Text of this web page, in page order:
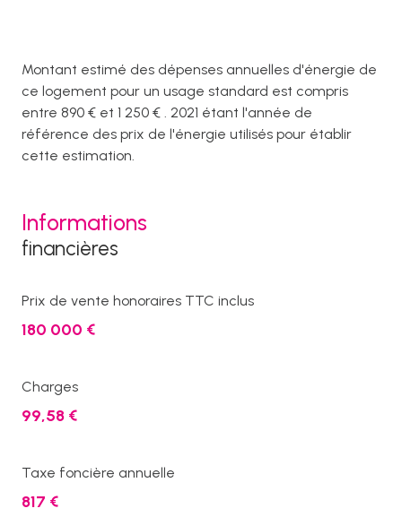
Montant estimé des dépenses annuelles d'énergie de
ce logement pour un usage standard est compris
entre 890 € et 1 250 € . 2021 étant l'année de
référence des prix de l'énergie utilisés pour établir
cette estimation.
Informations
financières
Prix de vente honoraires TTC inclus
180 000 €
Charges
99,58 €
Taxe foncière annuelle
817 €